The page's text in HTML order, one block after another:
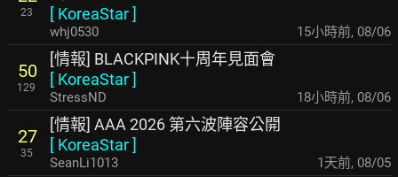
23
[ KoreaStar]
whj0530 15小時前, 08/06
50
129
[情報] BLACKPINK十周年見面會
[ KoreaStar]
StressND 18小時前, 08/06
27
35
[情報] AAA 2026 第六波陣容公開
[ KoreaStar]
SeanLi1013 1天前, 08/05